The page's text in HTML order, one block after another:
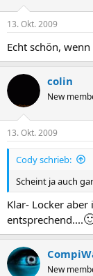
13. Okt. 2009
Echt schön,
colin
New
13. Okt. 2009
Cody schrieb:
Scheint ja auch
Klar- Locker
entsprechend....
New